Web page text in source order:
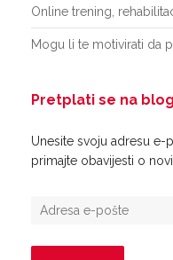
Online trening,
Mogu li te motivirati da
Pretplati se na blog
Unesite svoju adresu
primajte obavijesti o